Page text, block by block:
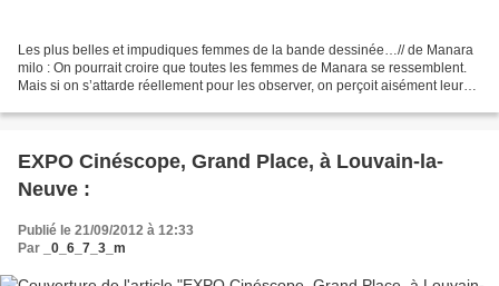
Les plus belles et impudiques femmes de la bande dessinée…// de Manara
milo : On pourrait croire que toutes les femmes de Manara se ressemblent.
Mais si on s’attarde réellement pour les observer, on perçoit aisément leurs
EXPO Cinéscope, Grand Place, à Louvain-la-
Neuve :
Publié le 21/09/2012 à 12:33
Par
_0_6_7_3_m